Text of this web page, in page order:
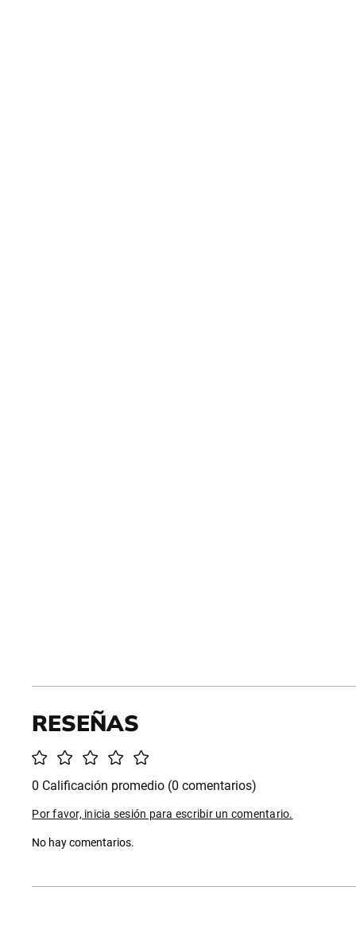
0 Calificación promedio (0 comentarios)
Por favor, inicia sesión para escribir un comentario.
No hay comentarios.